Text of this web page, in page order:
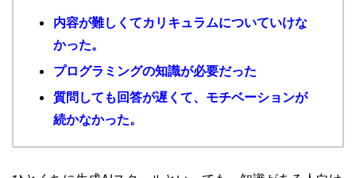
内容が難しくてカリキュラムについていけな
かった。
プログラミングの知識が必要だった
質問しても回答が遅くて、モチベーションが
続かなかった。